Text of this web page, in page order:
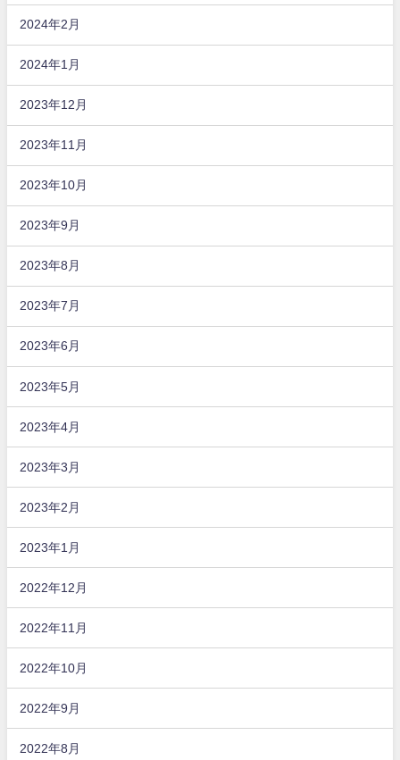
2024年2月
2024年1月
2023年12月
2023年11月
2023年10月
2023年9月
2023年8月
2023年7月
2023年6月
2023年5月
2023年4月
2023年3月
2023年2月
2023年1月
2022年12月
2022年11月
2022年10月
2022年9月
2022年8月